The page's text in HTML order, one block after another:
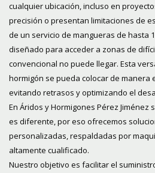
cualquier ubicación, incluso en
precisión o presentan limitaciones de
de un servicio de mangueras de hasta
diseñado para acceder a zonas de
convencional no puede llegar. Esta
hormigón se pueda colocar de manera
evitando retrasos y optimizando el
En Áridos y Hormigones Pérez
es diferente, por eso ofrecemos
personalizadas, respaldadas por
altamente cualificado.
Nuestro objetivo es facilitar el